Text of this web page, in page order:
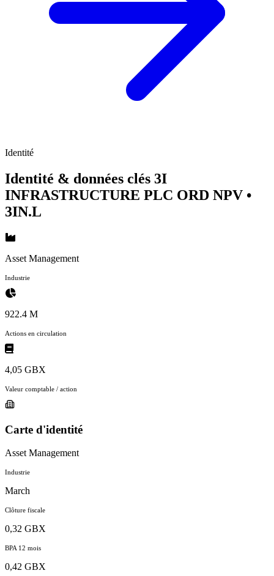
Identité
Identité & données clés 3I
INFRASTRUCTURE PLC ORD NPV •
3IN.L
Asset Management
Industrie
922.4 M
Actions en circulation
4,05 GBX
Valeur comptable / action
Carte d'identité
Asset Management
Industrie
March
Clôture fiscale
0,32 GBX
BPA 12 mois
0,42 GBX